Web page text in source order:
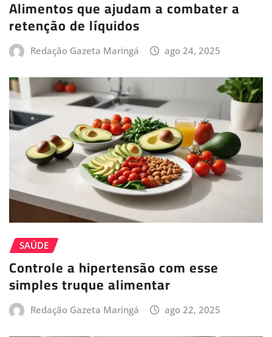
Alimentos que ajudam a combater a
retenção de líquidos
Redação Gazeta Maringá ago 24, 2025
SAÚDE
Controle a hipertensão com esse
simples truque alimentar
Redação Gazeta Maringá ago 22, 2025